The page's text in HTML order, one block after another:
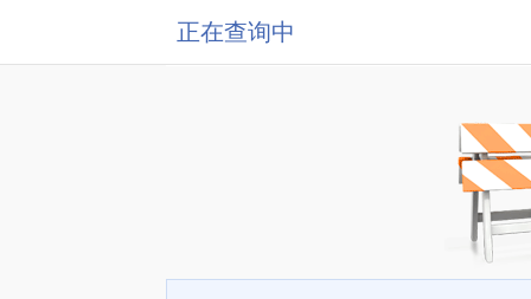
正在查询中